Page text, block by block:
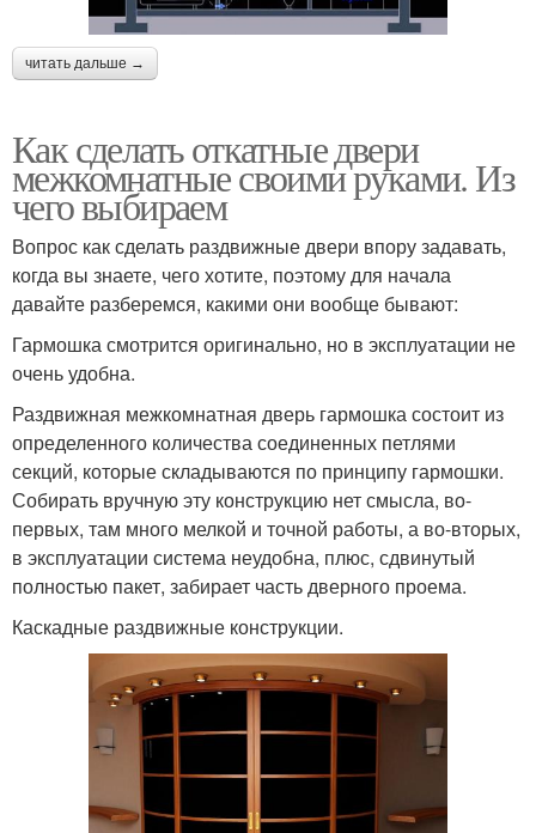
читать дальше →
Как сделать откатные двери
межкомнатные своими руками. Из
чего выбираем
Вопрос как сделать раздвижные двери впору задавать,
когда вы знаете, чего хотите, поэтому для начала
давайте разберемся, какими они вообще бывают:
Гармошка смотрится оригинально, но в эксплуатации не
очень удобна.
Раздвижная межкомнатная дверь гармошка состоит из
определенного количества соединенных петлями
секций, которые складываются по принципу гармошки.
Собирать вручную эту конструкцию нет смысла, во-
первых, там много мелкой и точной работы, а во-вторых,
в эксплуатации система неудобна, плюс, сдвинутый
полностью пакет, забирает часть дверного проема.
Каскадные раздвижные конструкции.